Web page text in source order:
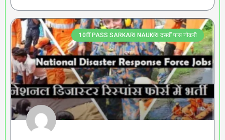
10वीं PASS SARKARI NAUKRI दसवीं पास नौकरी